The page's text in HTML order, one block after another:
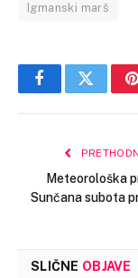
Igmanski marš
FacebookTwitter
Meteorološka
Sunčana subota
SLIČNE OBJAVE